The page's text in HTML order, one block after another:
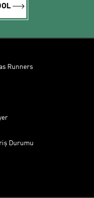
Runners
Durumu